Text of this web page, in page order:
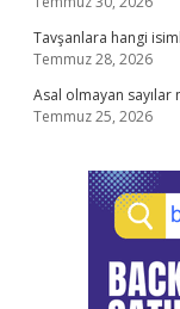
Tavşanlara hangi
Temmuz 28, 2026
Asal olmayan sayılar
Temmuz 25, 2026